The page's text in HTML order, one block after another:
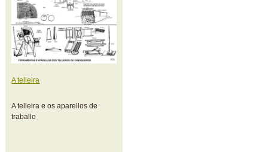
A telleira
A telleira e os aparellos de
traballo